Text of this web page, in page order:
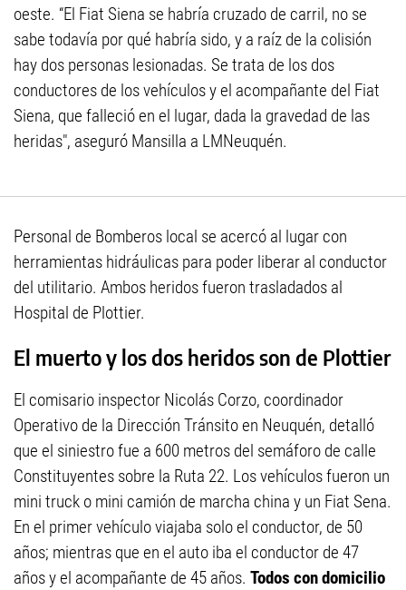
oeste. “El Fiat Siena se habría cruzado de carril, no se
sabe todavía por qué habría sido, y a raíz de la colisión
hay dos personas lesionadas. Se trata de los dos
conductores de los vehículos y el acompañante del Fiat
Siena, que falleció en el lugar, dada la gravedad de las
heridas", aseguró Mansilla a LMNeuquén.
Personal de Bomberos local se acercó al lugar con
herramientas hidráulicas para poder liberar al conductor
del utilitario. Ambos heridos fueron trasladados al
Hospital de Plottier.
El muerto y los dos heridos son de Plottier
El comisario inspector Nicolás Corzo, coordinador
Operativo de la Dirección Tránsito en Neuquén, detalló
que el siniestro fue a 600 metros del semáforo de calle
Constituyentes sobre la Ruta 22. Los vehículos fueron un
mini truck o mini camión de marcha china y un Fiat Sena.
En el primer vehículo viajaba solo el conductor, de 50
años; mientras que en el auto iba el conductor de 47
años y el acompañante de 45 años. Todos con domicilio